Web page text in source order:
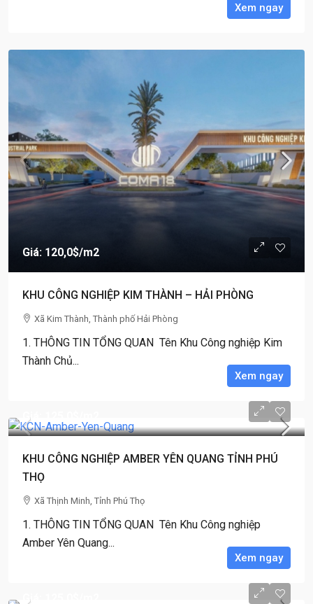
Xem ngay
Giá: 120,0$/m2
KHU CÔNG NGHIỆP KIM THÀNH – HẢI PHÒNG
Xã Kim Thành, Thành phố Hải Phòng
1. THÔNG TIN TỔNG QUAN Tên Khu Công nghiệp Kim
Thành Chủ...
Xem ngay
Giá: 125,0$
KHU CÔNG NGHIỆP AMBER YÊN QUANG TỈNH PHÚ
THỌ
Xã Thịnh Minh, Tỉnh Phú Thọ
1. THÔNG TIN TỔNG QUAN Tên Khu Công nghiệp
Amber Yên Quang...
Xem ngay
Giá: 125,0$